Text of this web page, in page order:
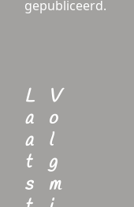
gepubliceerd.
L
a
a
t
s
V
o
l
g
m